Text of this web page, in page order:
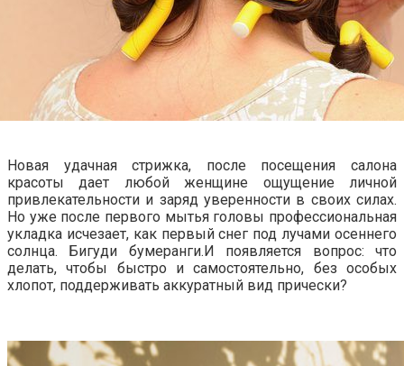
Новая удачная стрижка, после посещения салона
красоты дает любой женщине ощущение личной
привлекательности и заряд уверенности в своих силах.
Но уже после первого мытья головы профессиональная
укладка исчезает, как первый снег под лучами осеннего
солнца. Бигуди бумеранги.И появляется вопрос: что
делать, чтобы быстро и самостоятельно, без особых
хлопот, поддерживать аккуратный вид прически?